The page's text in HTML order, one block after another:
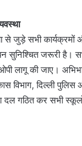
से जुड़े सभी कार्यक्रमों
सुनिश्चित जरूरी है।
लागू की जाए।
विभाग, दिल्ली
गठित कर सभी स्कूलों